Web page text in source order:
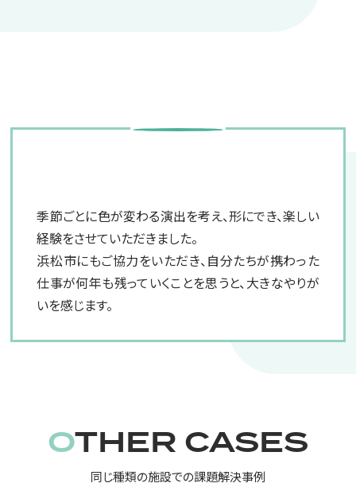
季節ごとに色が変わる演出を考え、形にでき、楽しい
経験をさせていただきました。
浜松市にもご協力をいただき、自分たちが携わった
仕事が何年も残っていくことを思うと、大きなやりが
いを感じます。
OTHER CASES
同じ種類の施設での課題解決事例